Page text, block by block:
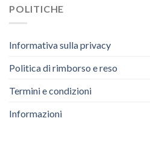
POLITICHE
Informativa sulla privacy
Politica di rimborso e reso
Termini e condizioni
Informazioni